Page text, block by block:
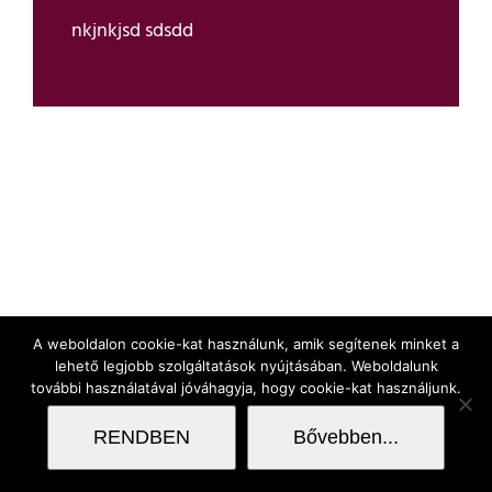
nkjnkjsd sdsdd
A weboldalon cookie-kat használunk, amik segítenek minket a
lehető legjobb szolgáltatások nyújtásában. Weboldalunk
további használatával jóváhagyja, hogy cookie-kat használjunk.
RENDBEN Bővebben...